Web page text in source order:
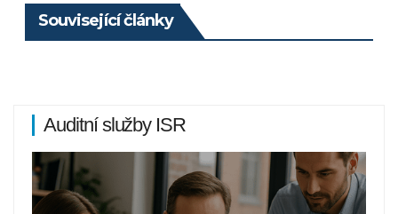
Související články
Auditní služby ISR